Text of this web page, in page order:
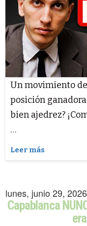
Un movimiento
posición
bien ajedrez?
…
Leer más
lunes, junio 29, 2026
Capablanca